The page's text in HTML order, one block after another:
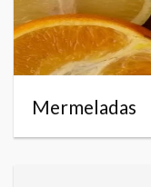
Mermeladas